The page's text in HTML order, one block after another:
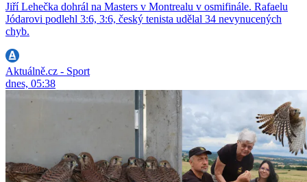
Jiří Lehečka dohrál na Masters v Montrealu v osmifinále. Rafaelu
Jódarovi podlehl 3:6, 3:6, český tenista udělal 34 nevynucených
chyb.
Aktuálně.cz - Sport
dnes, 05:38